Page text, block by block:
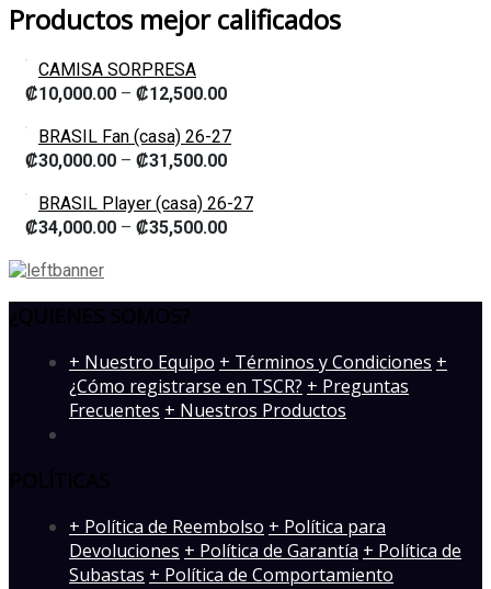
Productos mejor calificados
CAMISA SORPRESA
₡10,000.00 – ₡12,500.00
BRASIL Fan (casa) 26-27
₡30,000.00 – ₡31,500.00
BRASIL Player (casa) 26-27
₡34,000.00 – ₡35,500.00
­+ Nuestro Equipo + Términos y Condiciones +
¿Cómo registrarse en TSCR? + Preguntas
Frecuentes + Nuestros Productos
+ Política de Reembolso + Política para
Devoluciones + Política de Garantía + Política de
Subastas + Política de Comportamiento